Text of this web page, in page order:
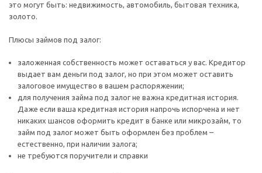
это могут быть: недвижимость, автомобиль, бытовая техника,
золото.
Плюсы займов под залог:
заложенная собственность может оставаться у вас. Кредитор
выдает вам деньги под залог, но при этом может оставить
залоговое имущество в вашем распоряжении;
для получения займа под залог не важна кредитная история.
Даже если ваша кредитная история напрочь испорчена и нет
никаких шансов оформить кредит в банке или микрозайм, то
займ под залог может быть оформлен без проблем –
естественно, при наличии залога;
не требуются поручители и справки